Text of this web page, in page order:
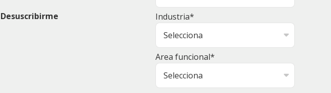
Desuscribirme Industria*
Area funcional*